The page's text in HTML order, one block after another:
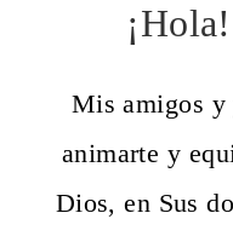
Mis amigos y
animarte y
Dios, en Sus